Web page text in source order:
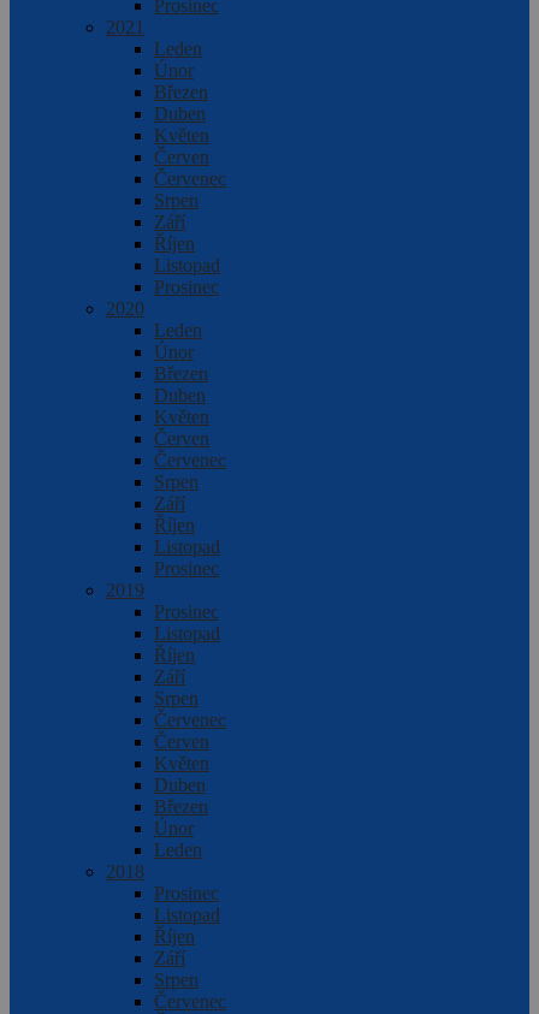
Prosinec
2021
Leden
Únor
Březen
Duben
Květen
Červen
Červenec
Srpen
Září
Říjen
Listopad
Prosinec
2020
Leden
Únor
Březen
Duben
Květen
Červen
Červenec
Srpen
Září
Říjen
Listopad
Prosinec
2019
Prosinec
Listopad
Říjen
Září
Srpen
Červenec
Červen
Květen
Duben
Březen
Únor
Leden
2018
Prosinec
Listopad
Říjen
Září
Srpen
Červenec